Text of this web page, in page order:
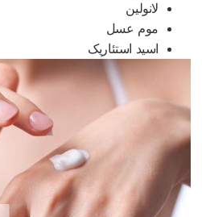
لانولین
موم عسل
اسید استئاریک